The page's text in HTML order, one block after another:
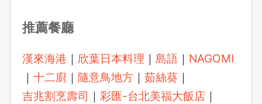
推薦餐廳
漢來海港 ｜ 欣葉日本料理 ｜島語 ｜ NAGOMI
｜十二廚 ｜隨意鳥地方 ｜茹絲葵 ｜
吉兆割烹壽司 ｜彩匯-台北美福大飯店 ｜